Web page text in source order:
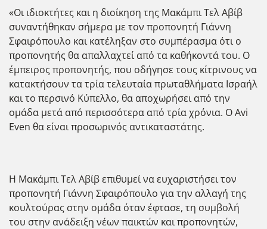
«Οι ιδιοκτήτες και η διοίκηση της Μακάμπι Τελ Αβίβ
συναντήθηκαν σήμερα με τον προπονητή Γιάννη
Σφαιρόπουλο και κατέληξαν στο συμπέρασμα ότι ο
προπονητής θα απαλλαχτεί από τα καθήκοντά του. Ο
έμπειρος προπονητής, που οδήγησε τους κίτρινους να
κατακτήσουν τα τρία τελευταία πρωταθλήματα Ισραήλ
και το περσινό Κύπελλο, θα αποχωρήσει από την
ομάδα μετά από περισσότερα από τρία χρόνια. Ο Avi
Even θα είναι προσωρινός αντικαταστάτης.
Η Μακάμπι Τελ Αβίβ επιθυμεί να ευχαριστήσει τον
προπονητή Γιάννη Σφαιρόπουλο για την αλλαγή της
κουλτούρας στην ομάδα όταν έφτασε, τη συμβολή
του στην ανάδειξη νέων παικτών και προπονητών,